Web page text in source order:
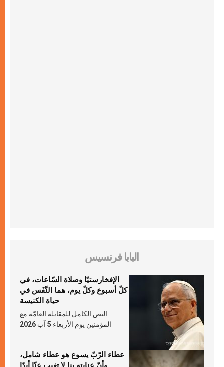
البابا فرنسيس
الإفخارستيّا وصلاة السّاعات، في
كلّ أسبوع وكلّ يوم، هما النَّفَس في
حياة الكنيسة
النص الكامل للمقابلة العامّة مع
المؤمنين يوم الأربعاء 5 آب 2026
عطاء الرّبّ يسوع هو عطاء شامل،